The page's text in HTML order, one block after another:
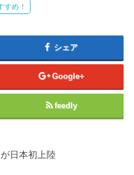
すめ！
シェア
Google+
feedly
日本初上陸